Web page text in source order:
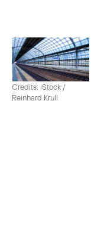
Credits: iStock /
Reinhard Krull